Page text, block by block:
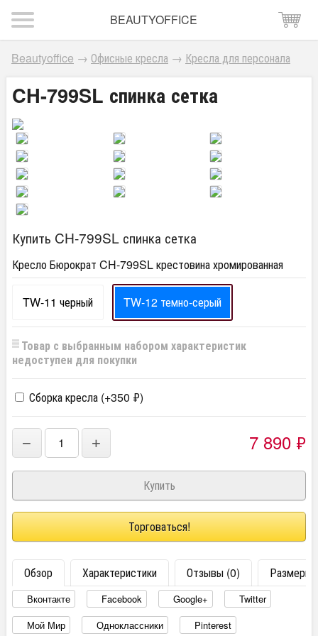
BEAUTYOFFICE
Beautyoffice → Офисные кресла → Кресла для персонала
CH-799SL спинка сетка
Купить CH-799SL спинка сетка
Кресло Бюрократ CH-799SL крестовина хромированная
TW-11 черный TW-12 темно-серый
Товар с выбранным набором характеристик
недоступен для покупки
Сборка кресла (+350 ₽)
− + 7 890 ₽
Торговаться!
Обзор Характеристики Отзывы (0) Размеры
Вконтакте Facebook Google+
Twitter
Мой Мир
Одноклассники Pinterest